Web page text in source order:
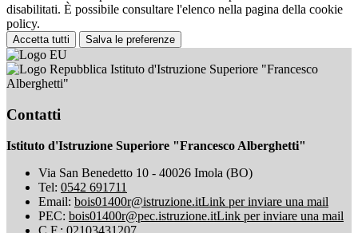
disabilitati. È possibile consultare l'elenco nella pagina della cookie
policy.
Accetta tutti Salva le preferenze
Istituto d'Istruzione Superiore "Francesco
Alberghetti"
Contatti
Istituto d'Istruzione Superiore "Francesco Alberghetti"
Via San Benedetto 10 - 40026 Imola (BO)
Tel: 0542 691711
Email: bois01400r@istruzione.itLink per inviare una mail
PEC: bois01400r@pec.istruzione.itLink per inviare una mail
C.F.: 02103431207